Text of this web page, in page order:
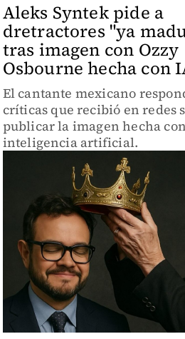
Aleks Syntek pide a
dretractores "ya
tras imagen con Ozzy
Osbourne hecha con
El cantante mexicano
críticas que recibió en redes
publicar la imagen hecha con
inteligencia artificial.